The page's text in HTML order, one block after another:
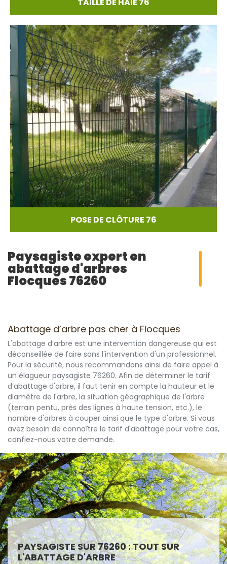
POSE DE CLÔTURE 76
Paysagiste expert en
abattage d'arbres
Flocques 76260
Abattage d’arbre pas cher à Flocques
L'abattage d’arbre est une intervention dangereuse qui est
déconseillée de faire sans l'intervention d'un professionnel.
Pour la sécurité, nous recommandons ainsi de faire appel à
un élagueur paysagiste 76260. Afin de déterminer le tarif
d’abattage d'arbre, il faut tenir en compte la hauteur et le
diamètre de l'arbre, la situation géographique de l'arbre
(terrain pentu, près des lignes à haute tension, etc.), le
nombre d'arbres à couper ainsi que le type d'arbre. Si vous
avez besoin de connaître le tarif d'abattage pour votre cas,
confiez-nous votre demande.
PAYSAGISTE SUR 76260 : TOUT SUR
L'ABATTAGE D'ARBRE